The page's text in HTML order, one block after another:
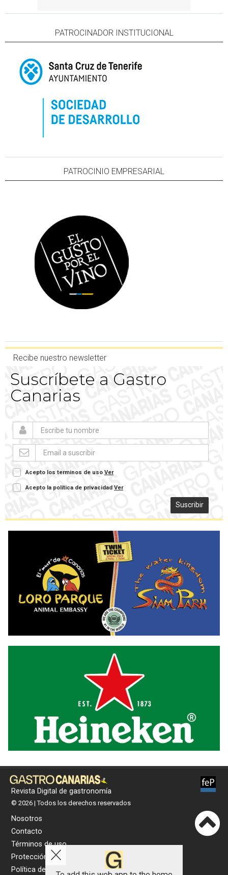
PATROCINADOR INSTITUCIONAL
PATROCINIO EMPRESARIAL
Recibe nuestro newsletter
Suscríbete a Gastro
Canarias
Acepto los terminos de uso Ver
Acepto la política de privacidad Ver
Suscribir
Revista Digital de gastronomía
© 2026 | Todos los derechos reservados
Nosotros
Contacto
Términos de uso
Protección de datos
Política de cookies